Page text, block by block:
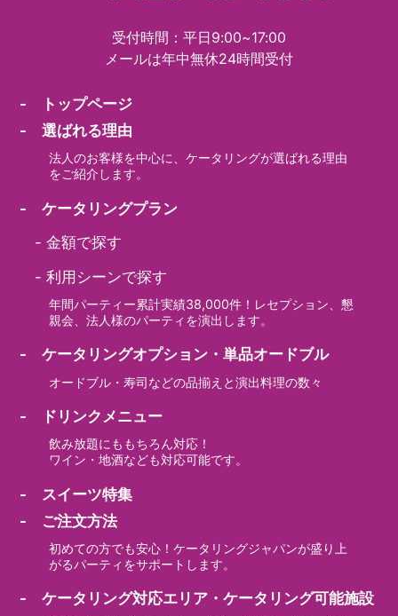
受付時間：平日9:00~17:00
メールは年中無休24時間受付
- トップページ
- 選ばれる理由
法人のお客様を中心に、ケータリングが選ばれる理由
をご紹介します。
- ケータリングプラン
-金額で探す
-利用シーンで探す
年間パーティー累計実績38,000件！レセプション、懇
親会、法人様のパーティを演出します。
- ケータリングオプション・単品オードブル
オードブル・寿司などの品揃えと演出料理の数々
- ドリンクメニュー
飲み放題にももちろん対応！
ワイン・地酒なども対応可能です。
- スイーツ特集
- ご注文方法
初めての方でも安心！ケータリングジャパンが盛り上
がるパーティをサポートします。
- ケータリング対応エリア・ケータリング可能施設